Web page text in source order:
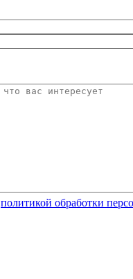
политикой обработки